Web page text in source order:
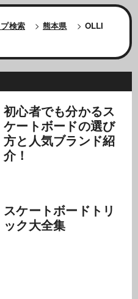
検索 > 熊本県 > OLLI
初心者でも分かるス
ケートボードの選び
方と人気ブランド紹
介！
スケートボードトリ
ック大全集